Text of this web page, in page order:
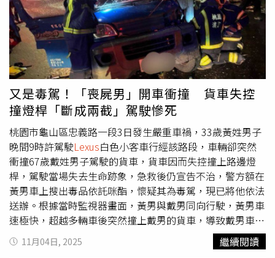
200萬元」予以舉證說明。雙方因此未達共識，至金融消費
評議中心處理理賠爭議。根據金融消費評議中心委員們的看
法，考量該車的實際價值除年份外，尚會受到車輛用途、維
修保養狀態、駕駛哩程、是否為事故車或泡水車等諸多因素
影響，實難僅以年份遽為論斷系爭車輛之實際價值。由於車
主在購車契約部分難以提出為證，僅得認定該車實際價值為
市場車商等評估的55萬元，就所需維修金額高達1,697,910
元，修復費用已超過保險金額扣除折舊後數額四分之三以
上，推定為全損狀況，保戶（車主）雖可依車體損失險及免
折舊附加條款約定，要求產險公司按保險金額賠付，且不得
扣除約定折舊，但該車車體損失險僅於55萬元之限度內為有
效，因此評議結果為產險公司給付保險金應為55 萬元。
又是毒駕！「喪屍男」開車衝撞 貨車失控
撞燈桿「斷成兩截」駕駛慘死
桃園市龜山區忠義路一段3日發生嚴重車禍，33歲黃姓男子
晚間9時許駕駛Lexus白色小客車行經該路段，車輛卻突然
衝撞67歲戴姓男子駕駛的貨車，貨車因而失控撞上路邊燈
桿，駕駛當場失去生命跡象，急救後仍宣告不治，警方額在
黃男車上搜出毒品依託咪酯，懷疑其為毒駕，現已將他依法
送辦。根據當時監視器畫面，黃男與戴男同向行駛，黃男車
速極快，超越多輛車後突然撞上戴男的貨車，導致戴男車輛
失控，再撞上路邊燈桿，還有3輛車遭到波及。強烈撞擊力
道讓戴男的貨車斷成兩截，整台車幾乎成為廢鐵，車輛零件
11月04日, 2025 繼續閱讀